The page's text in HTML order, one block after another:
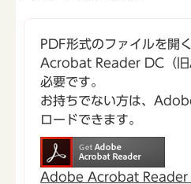
PDF形式のファイルを開
Acrobat Reader DC（
必要です。
お持ちでない方は、
ロードできます。
Adobe Acrobat Reader